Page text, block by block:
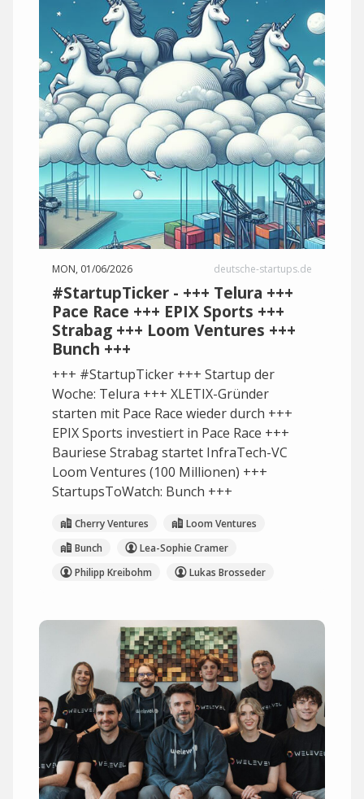
MON, 01/06/2026 deutsche-startups.de
#StartupTicker - +++ Telura +++
Pace Race +++ EPIX Sports +++
Strabag +++ Loom Ventures +++
Bunch +++
+++ #StartupTicker +++ Startup der
Woche: Telura +++ XLETIX-Gründer
starten mit Pace Race wieder durch +++
EPIX Sports investiert in Pace Race +++
Bauriese Strabag startet InfraTech-VC
Loom Ventures (100 Millionen) +++
StartupsToWatch: Bunch +++
Cherry Ventures
Loom Ventures
Bunch
Lea-Sophie Cramer
Philipp Kreibohm
Lukas Brosseder